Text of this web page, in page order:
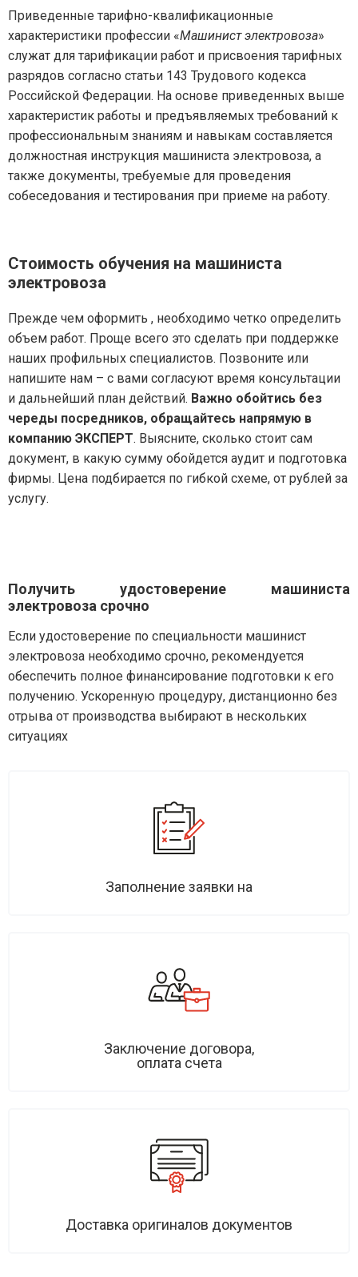
Приведенные тарифно-квалификационные
характеристики профессии «Машинист электровоза»
служат для тарификации работ и присвоения тарифных
разрядов согласно статьи 143 Трудового кодекса
Российской Федерации. На основе приведенных выше
характеристик работы и предъявляемых требований к
профессиональным знаниям и навыкам составляется
должностная инструкция машиниста электровоза, а
также документы, требуемые для проведения
собеседования и тестирования при приеме на работу.
Стоимость обучения на машиниста
электровоза
Прежде чем оформить , необходимо четко определить
объем работ. Проще всего это сделать при поддержке
наших профильных специалистов. Позвоните или
напишите нам – с вами согласуют время консультации
и дальнейший план действий. Важно обойтись без
череды посредников, обращайтесь напрямую в
компанию ЭКСПЕРТ. Выясните, сколько стоит сам
документ, в какую сумму обойдется аудит и подготовка
фирмы. Цена подбирается по гибкой схеме, от рублей за
услугу.
Получить удостоверение машиниста
электровоза срочно
Если удостоверение по специальности машинист
электровоза необходимо срочно, рекомендуется
обеспечить полное финансирование подготовки к его
получению. Ускоренную процедуру, дистанционно без
отрыва от производства выбирают в нескольких
ситуациях
Заполнение заявки на
Заключение договора,
оплата счета
Доставка оригиналов документов